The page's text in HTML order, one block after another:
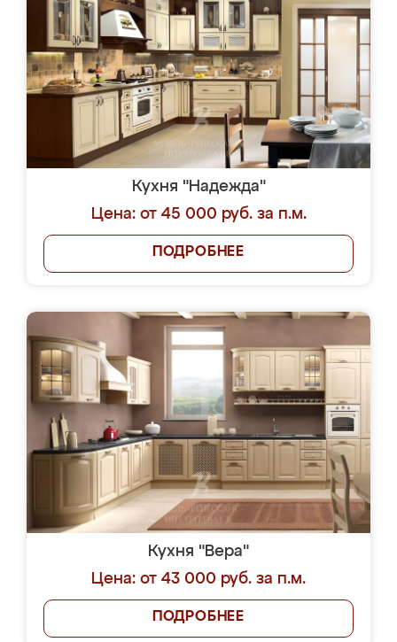
Кухня "Надежда"
Цена: от 45 000 руб. за п.м.
ПОДРОБНЕЕ
Кухня "Вера"
Цена: от 43 000 руб. за п.м.
ПОДРОБНЕЕ